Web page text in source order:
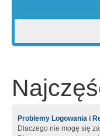
Problemy Logowania i
Dlaczego nie mogę się